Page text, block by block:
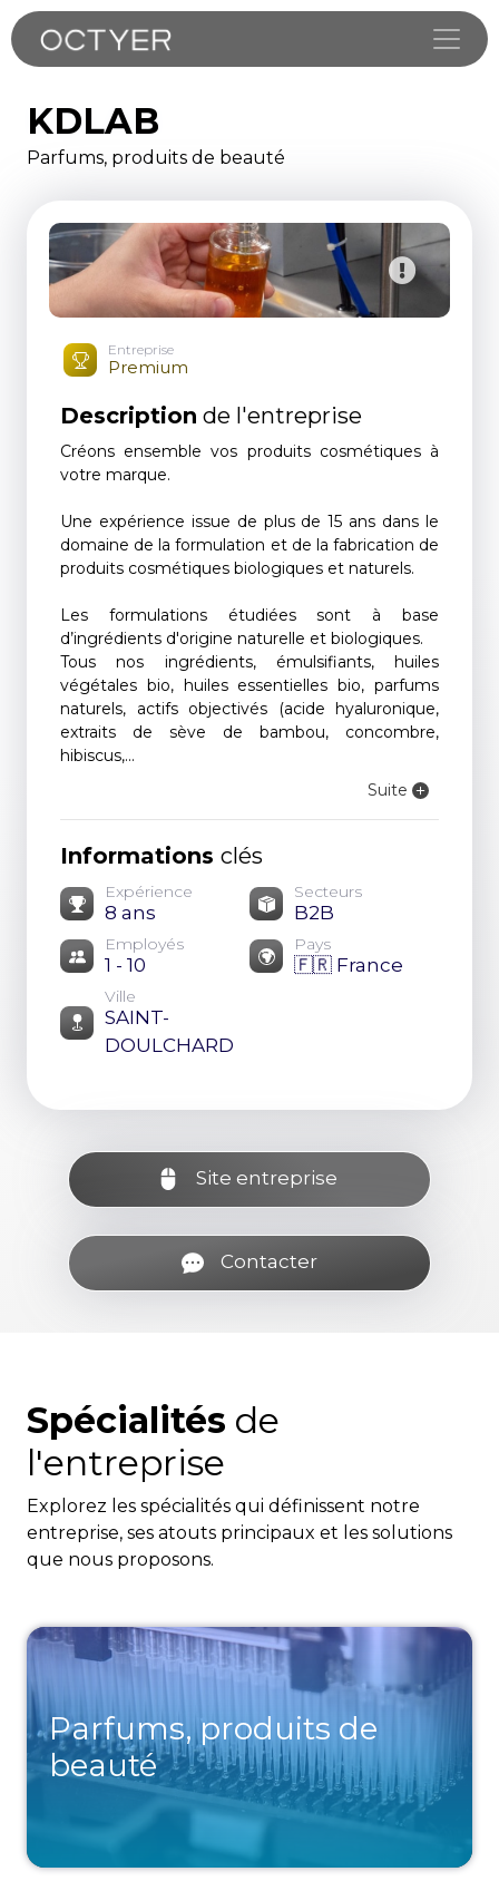
KDLAB
Parfums, produits de beauté
Entreprise
Premium
Description de l'entreprise
Créons ensemble vos produits cosmétiques à
votre marque.
Une expérience issue de plus de 15 ans dans le
domaine de la formulation et de la fabrication de
produits cosmétiques biologiques et naturels.
Les formulations étudiées sont à base
d’ingrédients d'origine naturelle et biologiques.
Tous nos ingrédients, émulsifiants, huiles
végétales bio, huiles essentielles bio, parfums
naturels, actifs objectivés (acide hyaluronique,
extraits de sève de bambou, concombre,
hibiscus,...
Suite
Informations clés
Expérience
8 ans
Secteurs
B2B
Employés
1 - 10
Pays
🇫🇷 France
Ville
SAINT-
DOULCHARD
Site entreprise
Contacter
Spécialités de
l'entreprise
Explorez les spécialités qui définissent notre
entreprise, ses atouts principaux et les solutions
que nous proposons.
Parfums, produits de
beauté